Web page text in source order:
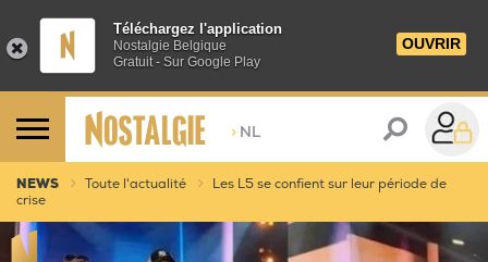
Téléchargez l'application
Nostalgie Belgique
Gratuit - Sur Google Play
OUVRIR
> NL
NEWS Toute l'actualité
Les L5 se confient sur leur période de
crise